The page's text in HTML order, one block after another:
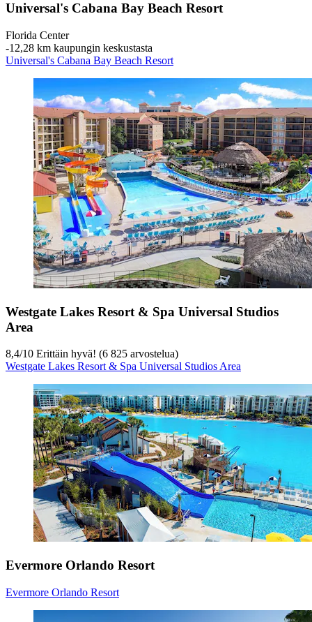
Universal's Cabana Bay Beach Resort
Florida Center
‐12,28 km kaupungin keskustasta
Universal's Cabana Bay Beach Resort
Westgate Lakes Resort & Spa Universal Studios
Area
8,4/10 Erittäin hyvä! (6 825 arvostelua)
Westgate Lakes Resort & Spa Universal Studios Area
Evermore Orlando Resort
Evermore Orlando Resort